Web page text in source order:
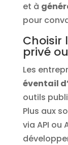
et à
pour
Choisir
privé
Les
éventail
outils
Plus aux
via API ou